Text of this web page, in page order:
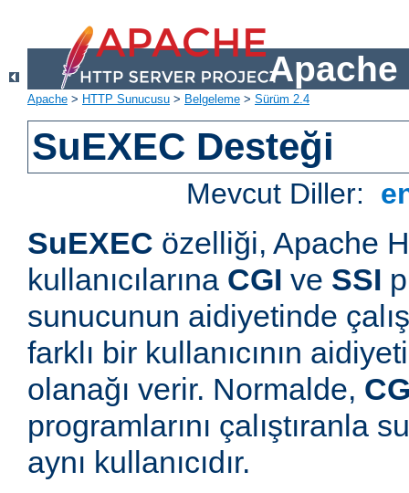
Apache
Apache > HTTP Sunucusu > Belgeleme > Sürüm 2.4
SuEXEC Desteği
Mevcut Diller:
SuEXEC özelliği, Apache
kullanıcılarına CGI ve SSI
sunucunun aidiyetinde
farklı bir kullanıcının
olanağı verir. Normalde,
programlarını çalıştıranla
aynı kullanıcıdır.